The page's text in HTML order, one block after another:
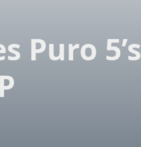
Puro 5’s